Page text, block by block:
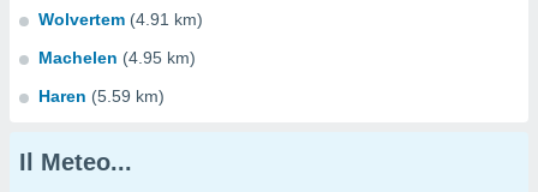
Wolvertem (4.91 km)
Machelen (4.95 km)
Haren (5.59 km)
Il Meteo...